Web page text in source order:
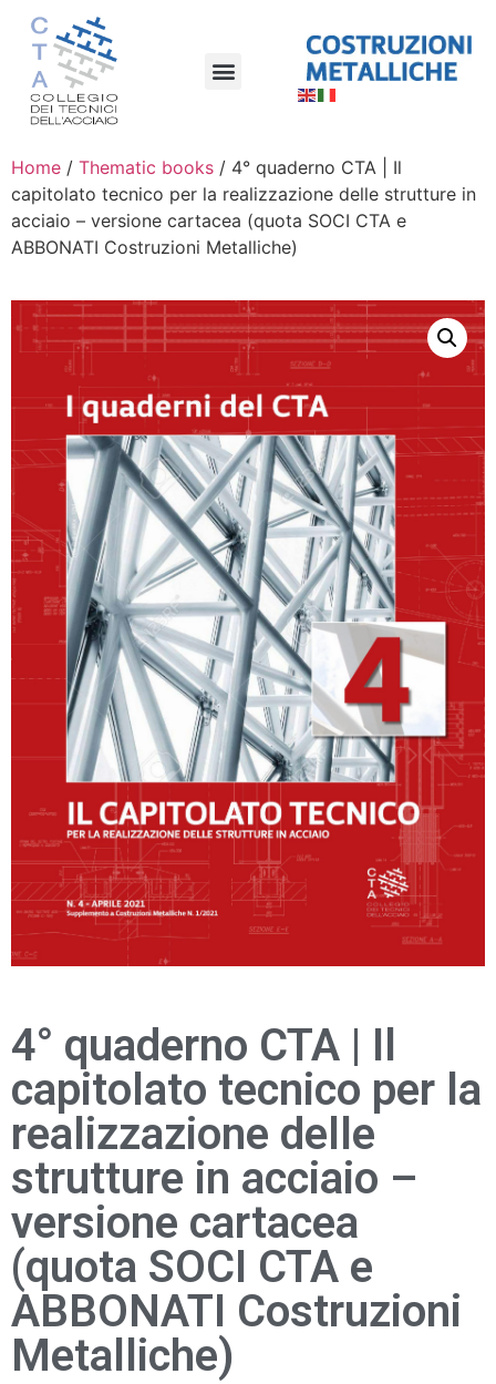
Home / Thematic books / 4° quaderno CTA | Il
capitolato tecnico per la realizzazione delle strutture in
acciaio – versione cartacea (quota SOCI CTA e
ABBONATI Costruzioni Metalliche)
4° quaderno CTA | Il
capitolato tecnico per la
realizzazione delle
strutture in acciaio –
versione cartacea
(quota SOCI CTA e
ABBONATI Costruzioni
Metalliche)